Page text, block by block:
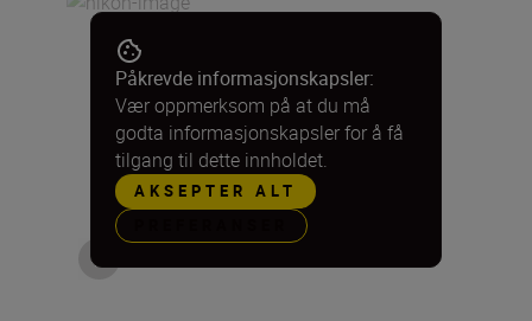
Påkrevde informasjonskapsler:
Vær oppmerksom på at du må
godta informasjonskapsler for å få
tilgang til dette innholdet.
AKSEPTER ALT